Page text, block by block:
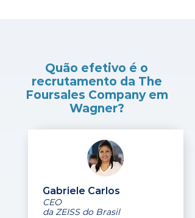
Quão efetivo é o
recrutamento da The
Foursales Company em
Wagner?
Gabriele Carlos
CEO
da ZEISS do Brasil